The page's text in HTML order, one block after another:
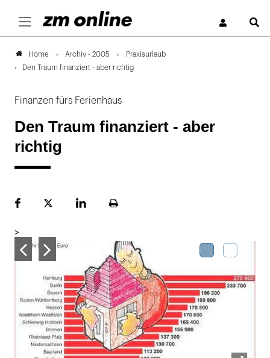
Home Archiv - 2005
Praxisurlaub
Den Traum finanziert - aber richtig
Finanzen fürs Ferienhaus
Den Traum finanziert - aber
richtig
FacebookPlattformLinekdInSeite
>